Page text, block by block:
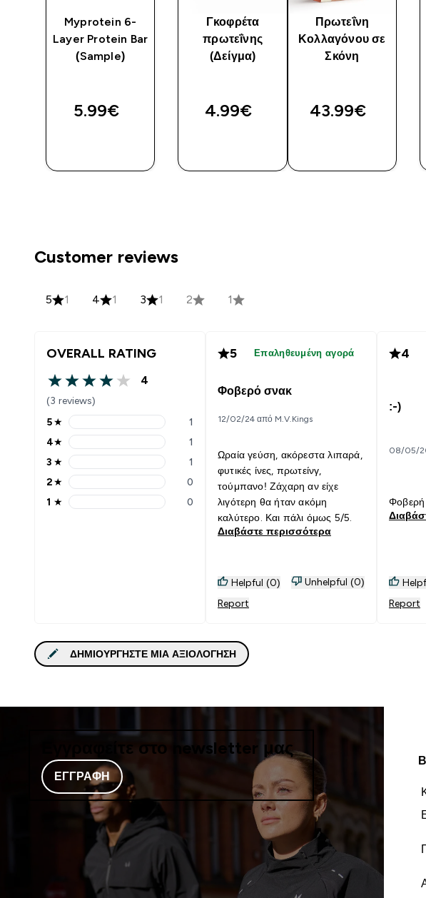
Myprotein 6-
Layer Protein Bar
(Sample)
5.99€‎
Γκοφρέτα
πρωτεΐνης
(Δείγμα)
4.99€‎
Πρωτεΐνη
Κολλαγόνου σε
Σκόνη
43.99€‎
Customer reviews
5 1 4 1 3 1 2 1
OVERALL RATING
4 out of 5 stars
4
(3 reviews)
5 stars rating 1 reviews
5★ 1
4 stars rating 1 reviews
4★ 1
3 stars rating 1 reviews
3 ★ 1
2 stars rating 0 reviews
2★ 0
1 stars rating 0 reviews
1 ★ 0
5 Επαληθευμένη αγορά
Φοβερό σνακ
12/02/24 από M.V.Kings
Ωραία γεύση, ακόρεστα λιπαρά,
φυτικές ίνες, πρωτείνγ,
τούμπανο! Ζάχαρη αν είχε
λιγότερη θα ήταν ακόμη
καλύτερο. Και πάλι όμως 5/5.
Διαβάστε περισσότερα
Helpful (0)
Unhelpful (0)
Report
4
:-)
08/05/
Report
ΔΗΜΙΟΥΡΓΉΣΤΕ ΜΙΑ ΑΞΙΟΛΌΓΗΣΗ
Εγγραφείτε στο newsletter μας
ΕΓΓΡΑΦΉ